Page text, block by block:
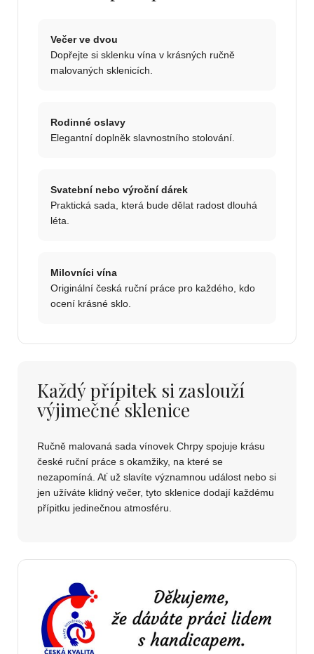
Večer ve dvou
Dopřejte si sklenku vína v krásných ručně
malovaných sklenicích.
Rodinné oslavy
Elegantní doplněk slavnostního stolování.
Svatební nebo výroční dárek
Praktická sada, která bude dělat radost dlouhá
léta.
Milovníci vína
Originální česká ruční práce pro každého, kdo
ocení krásné sklo.
Každý přípitek si zaslouží
výjimečné sklenice
Ručně malovaná sada vínovek Chrpy spojuje krásu
české ruční práce s okamžiky, na které se
nezapomíná. Ať už slavíte významnou událost nebo si
jen užíváte klidný večer, tyto sklenice dodají každému
přípitku jedinečnou atmosféru.